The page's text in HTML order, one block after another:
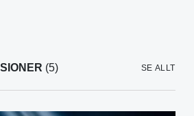
(5) SE ALLT